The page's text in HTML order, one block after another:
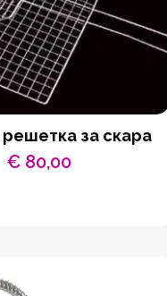
за скара
€ 80,00